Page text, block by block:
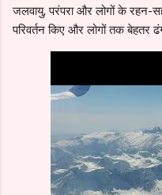
जलवायु, परंपरा और लोगों के रहन-
परिवर्तन किए और लोगों तक बेहतर